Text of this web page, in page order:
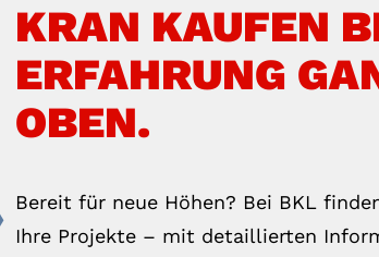
KRAN KAUFEN
ERFAHRUNG
OBEN.
Bereit für neue Höhen? Bei BKL
Ihre Projekte – mit detaillierten